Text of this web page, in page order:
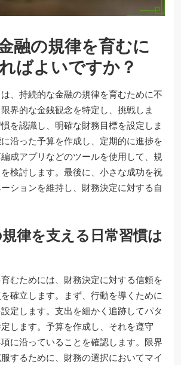
融の規律を育むに
ばよいですか？
、持続的な金融の規律を育むために不
界的な金銭観念を特定し、挑戦しま
を認識し、明確な財務目標を設定しま
沿った予算を作成し、定期的に進捗を
成アプリなどのツールを使用して、規
検討します。最後に、小さな成功を祝
ションを維持し、財務決定に対する自
律を支える日常習慣は
むためには、財務決定に対する信頼を
確立します。まず、行動を導くために
定します。支出を細かく追跡してパタ
します。予算を作成し、それを遵守
に沿っていることを確認します。限界
するために、財務の選択においてマイ